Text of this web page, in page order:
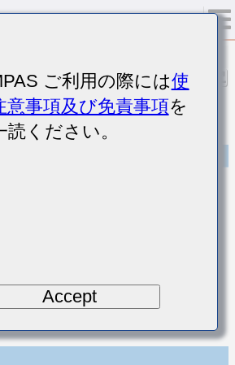
W)
サ
ンデンサ (温度補償用)]
ご利用の際には使
意事項及び免責事項を
ください。
Accept